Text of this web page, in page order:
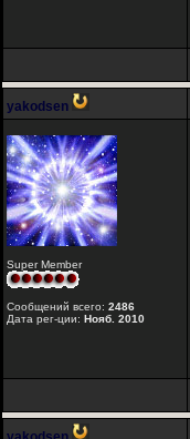
yakodsen
Super Member
Сообщений всего: 2486
Дата рег-ции: Нояб. 2010